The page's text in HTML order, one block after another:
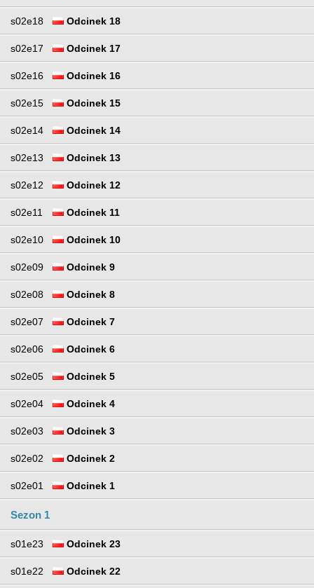
s02e18 Odcinek 18
s02e17 Odcinek 17
s02e16 Odcinek 16
s02e15 Odcinek 15
s02e14 Odcinek 14
s02e13 Odcinek 13
s02e12 Odcinek 12
s02e11 Odcinek 11
s02e10 Odcinek 10
s02e09 Odcinek 9
s02e08 Odcinek 8
s02e07 Odcinek 7
s02e06 Odcinek 6
s02e05 Odcinek 5
s02e04 Odcinek 4
s02e03 Odcinek 3
s02e02 Odcinek 2
s02e01 Odcinek 1
Sezon 1
s01e23 Odcinek 23
s01e22 Odcinek 22